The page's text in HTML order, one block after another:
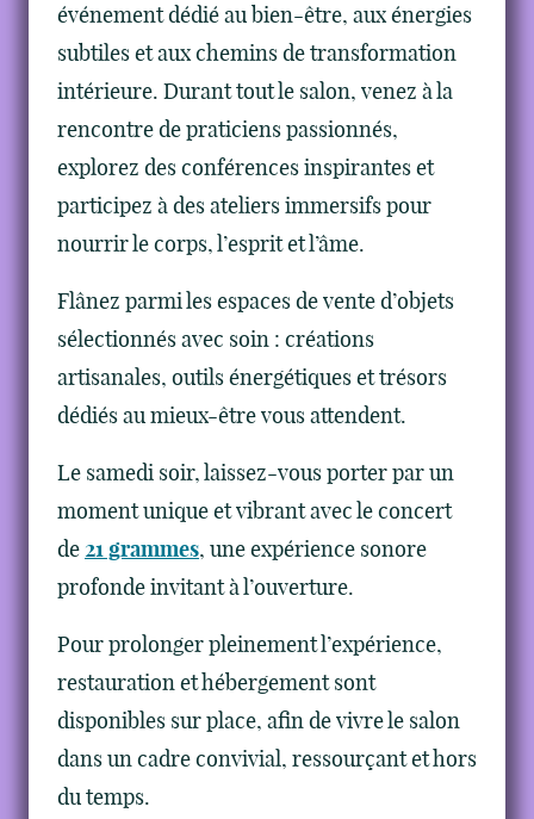
événement dédié au bien-être, aux énergies
subtiles et aux chemins de transformation
intérieure. Durant tout le salon, venez à la
rencontre de praticiens passionnés,
explorez des conférences inspirantes et
participez à des ateliers immersifs pour
nourrir le corps, l’esprit et l’âme.
Flânez parmi les espaces de vente d’objets
sélectionnés avec soin : créations
artisanales, outils énergétiques et trésors
dédiés au mieux-être vous attendent.
Le samedi soir, laissez-vous porter par un
moment unique et vibrant avec le concert
de21 grammes, une expérience sonore
profonde invitant à l’ouverture.
Pour prolonger pleinement l’expérience,
restauration et hébergement sont
disponibles sur place, afin de vivre le salon
dans un cadre convivial, ressourçant et hors
du temps.